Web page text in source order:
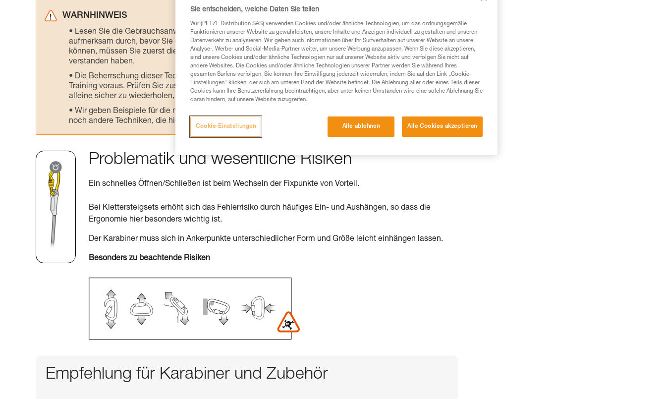
WARNHINWEIS
Lesen Sie die Gebrauchsanweisungen der Produkte, um die es in diesem Tech Tipp geht,
aufmerksam durch, bevor Sie diesen zu Rate ziehen. Um diese Zusatzinformationen verstehen zu
können, müssen Sie zuerst die in der Gebrauchsanweisung enthaltenen Informationen richtig
verstanden haben.
Die Beherrschung dieser Techniken setzt eine entsprechende Ausbildung und ein spezielles
Training voraus. Prüfen Sie zusammen mit einem Profi, ob Sie in der Lage sind, den Vorgang
alleine sicher zu wiederholen, bevor Sie ihn eigenständig durchführen.
Wir geben Beispiele für die mit Ihrer Aktivität verbundenen Techniken. Möglicherweise gibt es
noch andere Techniken, die hier nicht beschrieben werden.
Problematik und wesentliche Risiken
Ein schnelles Öffnen/Schließen ist beim Wechseln der Fixpunkte von Vorteil.
Bei Klettersteigsets erhöht sich das Fehlerrisiko durch häufiges Ein- und Aushängen, so dass die
Ergonomie hier besonders wichtig ist.
Der Karabiner muss sich in Ankerpunkte unterschiedlicher Form und Größe leicht einhängen lassen.
Besonders zu beachtende Risiken
Empfehlung für Karabiner und Zubehör
Sie entscheiden, welche Daten Sie teilen
Wir (PETZL Distribution SAS) verwenden Cookies und/oder ähnliche Technologien, um das ordnungsgemäße
Funktionieren unserer Website zu gewährleisten, unsere Inhalte und Anzeigen individuell zu gestalten und unseren
Datenverkehr zu analysieren. Wir geben auch Informationen über Ihr Surfverhalten auf unserer Website an unsere
Analyse-, Werbe- und Social-Media-Partner weiter, um unsere Werbung anzupassen. Wenn Sie diese akzeptieren,
sind unsere Cookies und/oder ähnliche Technologien nur auf unserer Website aktiv und verfolgen Sie nicht auf
andere Websites. Die Cookies und/oder ähnliche Technologien unserer Partner werden Sie während Ihres
gesamten Surfens verfolgen. Sie können Ihre Einwilligung jederzeit widerrufen, indem Sie auf den Link „Cookie-
Einstellungen“ klicken, der sich am unteren Rand der Website befindet. Die Ablehnung aller oder eines Teils dieser
Cookies kann Ihre Benutzererfahrung beeinträchtigen, aber unter keinen Umständen wird eine solche Ablehnung Sie
daran hindern, auf unsere Website zuzugreifen.
Alle ablehnen Alle Cookies akzeptieren
Cookie-Einstellungen